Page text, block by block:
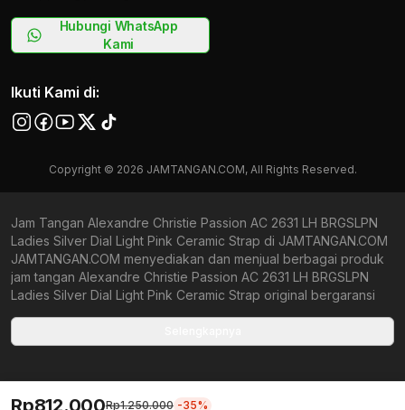
Hubungi WhatsApp
Kami
Ikuti Kami di:
Copyright © 2026 JAMTANGAN.COM, All Rights Reserved.
Jam Tangan Alexandre Christie Passion AC 2631 LH BRGSLPN
Ladies Silver Dial Light Pink Ceramic Strap di JAMTANGAN.COM
JAMTANGAN.COM menyediakan dan menjual berbagai produk
jam tangan Alexandre Christie Passion AC 2631 LH BRGSLPN
Ladies Silver Dial Light Pink Ceramic Strap original bergaransi
pelanggan. JAMTANGAN.COM menjamin produk-produk yang
tinggi, dan memiliki harga yang lebih terjangkau dari toko online
Indonesia lainnya. Anda, watchlovers, merupakan prioritas
Rp812.000Rp1.250.000 -35%